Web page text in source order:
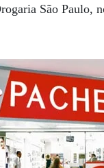
São Paulo,